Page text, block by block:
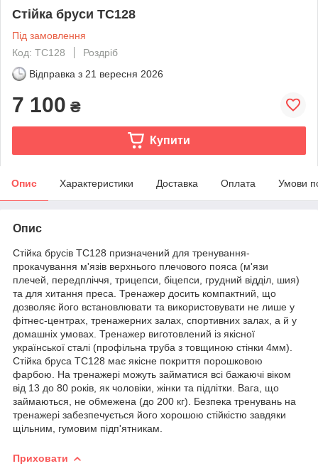
Стійка бруси TC128
Під замовлення
Код: ТС128
Роздріб
Відправка з 21 вересня 2026
7 100 ₴
Купити
Опис Характеристики Доставка Оплата Умови
Опис
Стійка брусів TC128 призначений для тренування-
прокачування м'язів верхнього плечового пояса (м'язи
плечей, передпліччя, трицепси, біцепси, грудний відділ, шия)
та для хитання преса. Тренажер досить компактний, що
дозволяє його встановлювати та використовувати не лише у
фітнес-центрах, тренажерних залах, спортивних залах, а й у
домашніх умовах. Тренажер виготовлений із якісної
української сталі (профільна труба з товщиною стінки 4мм).
Стійка бруса TC128 має якісне покриття порошковою
фарбою. На тренажері можуть займатися всі бажаючі віком
від 13 до 80 років, як чоловіки, жінки та підлітки. Вага, що
займаються, не обмежена (до 200 кг). Безпека тренувань на
тренажері забезпечується його хорошою стійкістю завдяки
щільним, гумовим підп'ятникам.
Приховати